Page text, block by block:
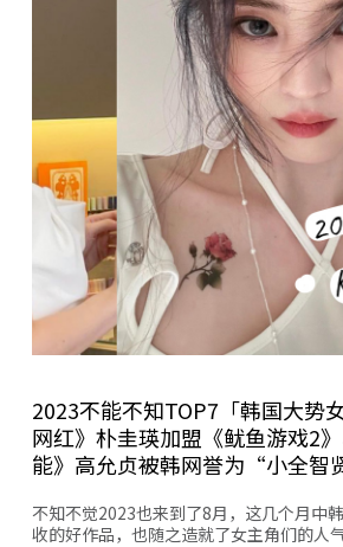
2023不能不知TOP7「韩国大势
网红》朴圭瑛加盟《鱿鱼游戏2
能》高允贞被韩网誉为“小全智
不知不觉2023也来到了8月，这几个月中
收的好作品，也随之造就了女主角们的人